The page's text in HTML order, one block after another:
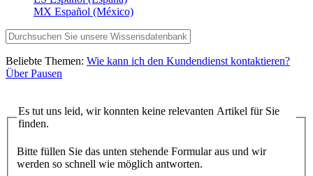
MX Español (México)
Beliebte Themen: Wie kann ich den Kundendienst kontaktieren?
Über Pausen
Es tut uns leid, wir konnten keine relevanten Artikel für Sie
finden.
Bitte füllen Sie das unten stehende Formular aus und wir
werden so schnell wie möglich antworten.